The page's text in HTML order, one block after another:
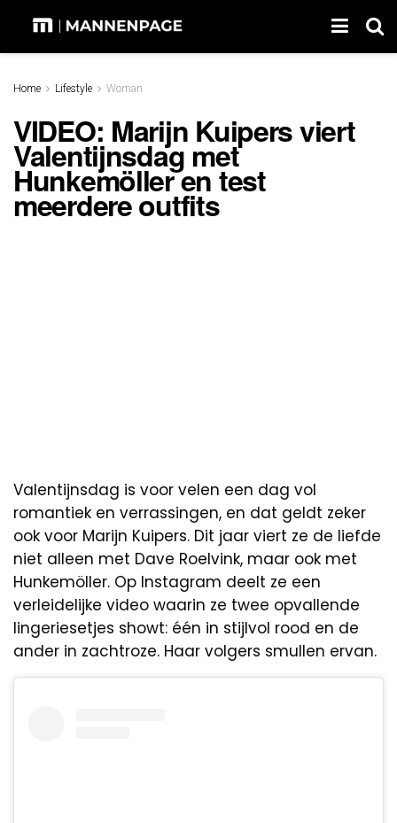
Home Lifestyle Woman
VIDEO: Marijn Kuipers viert
Valentijnsdag met
Hunkemöller en test
meerdere outfits
Valentijnsdag is voor velen een dag vol
romantiek en verrassingen, en dat geldt zeker
ook voor Marijn Kuipers. Dit jaar viert ze de liefde
niet alleen met Dave Roelvink, maar ook met
Hunkemöller. Op Instagram deelt ze een
verleidelijke video waarin ze twee opvallende
lingeriesetjes showt: één in stijlvol rood en de
ander in zachtroze. Haar volgers smullen ervan.